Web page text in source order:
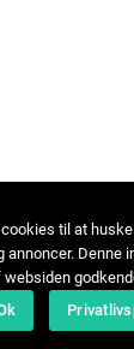
til at
annoncer. Denne